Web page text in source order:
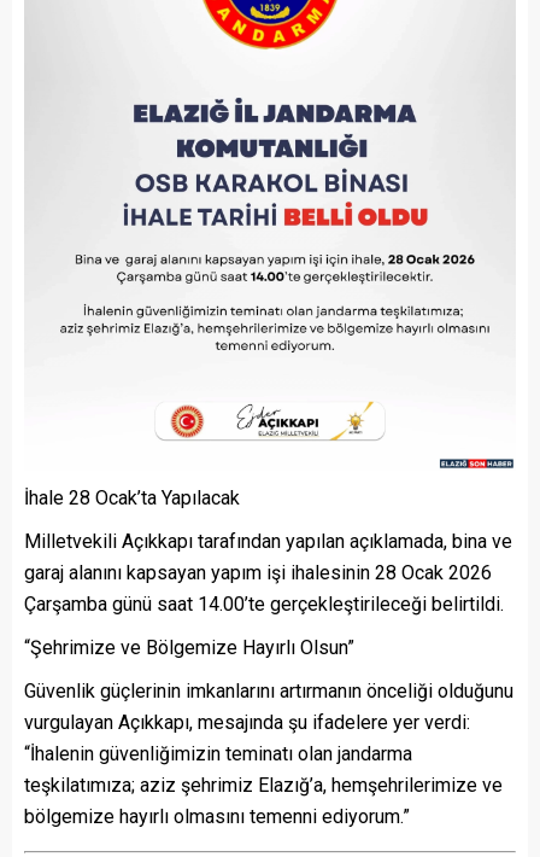
İhale 28 Ocak’ta Yapılacak
Milletvekili Açıkkapı tarafından yapılan açıklamada, bina ve
garaj alanını kapsayan yapım işi ihalesinin 28 Ocak 2026
Çarşamba günü saat 14.00’te gerçekleştirileceği belirtildi.
“Şehrimize ve Bölgemize Hayırlı Olsun”
Güvenlik güçlerinin imkanlarını artırmanın önceliği olduğunu
vurgulayan Açıkkapı, mesajında şu ifadelere yer verdi:
“İhalenin güvenliğimizin teminatı olan jandarma
teşkilatımıza; aziz şehrimiz Elazığ’a, hemşehrilerimize ve
bölgemize hayırlı olmasını temenni ediyorum.”